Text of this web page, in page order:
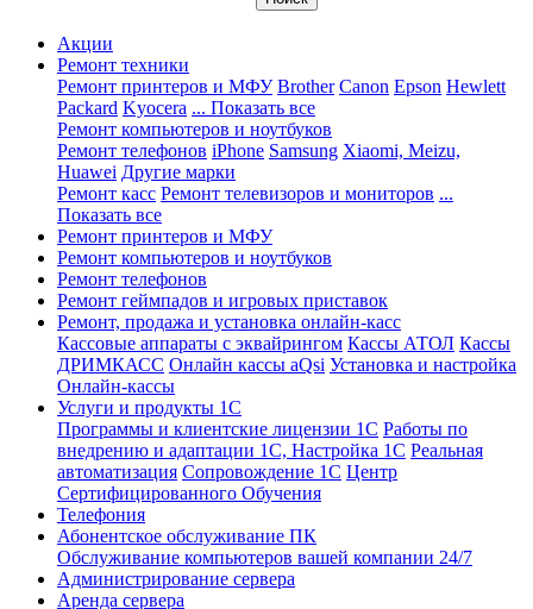
Акции
Ремонт техники
Ремонт принтеров и МФУ Brother Canon Epson Hewlett
Packard Kyocera ... Показать все
Ремонт компьютеров и ноутбуков
Ремонт телефонов iPhone Samsung Xiaomi, Meizu,
Huawei Другие марки
Ремонт касс Ремонт телевизоров и мониторов ...
Показать все
Ремонт принтеров и МФУ
Ремонт компьютеров и ноутбуков
Ремонт телефонов
Ремонт геймпадов и игровых приставок
Ремонт, продажа и установка онлайн-касс
Кассовые аппараты с эквайрингом Кассы АТОЛ Кассы
ДРИМКАСС Онлайн кассы aQsi Установка и настройка
Онлайн-кассы
Услуги и продукты 1С
Программы и клиентские лицензии 1С Работы по
внедрению и адаптации 1С, Настройка 1С Реальная
автоматизация Сопровождение 1С Центр
Сертифицированного Обучения
Телефония
Абонентское обслуживание ПК
Обслуживание компьютеров вашей компании 24/7
Администрирование сервера
Аренда сервера